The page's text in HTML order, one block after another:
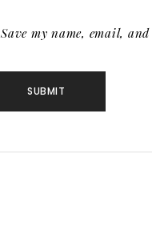
Save my name, email,